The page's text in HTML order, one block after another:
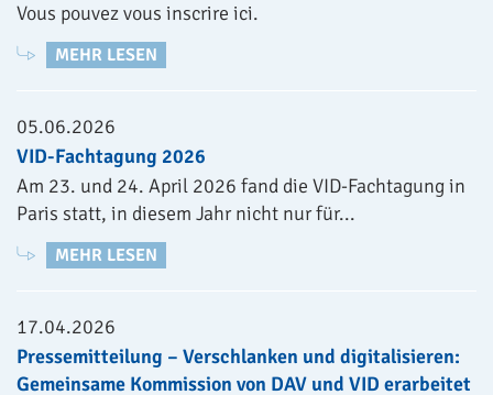
Vous pouvez vous inscrire ici.
MEHR LESEN
05.06.2026
VID-Fachtagung 2026
Am 23. und 24. April 2026 fand die VID-Fachtagung in
Paris statt, in diesem Jahr nicht nur für...
MEHR LESEN
17.04.2026
Pressemitteilung – Verschlanken und digitalisieren:
Gemeinsame Kommission von DAV und VID erarbeitet